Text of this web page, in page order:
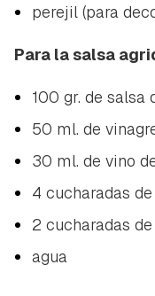
perejil (para
Para la salsa
100 gr. de salsa
50 ml. de
30 ml. de vino
4 cucharadas
2 cucharadas
agua